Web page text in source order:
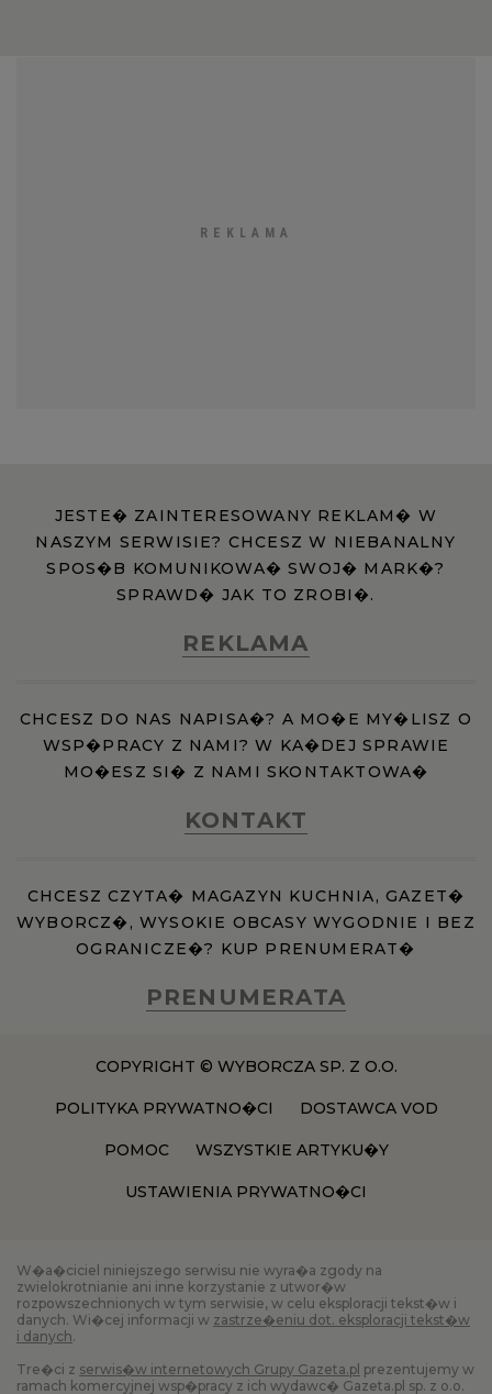
JESTE� ZAINTERESOWANY REKLAM� W
NASZYM SERWISIE? CHCESZ W NIEBANALNY
SPOS�B KOMUNIKOWA� SWOJ� MARK�?
SPRAWD� JAK TO ZROBI�.
REKLAMA
CHCESZ DO NAS NAPISA�? A MO�E MY�LISZ O
WSP�PRACY Z NAMI? W KA�DEJ SPRAWIE
MO�ESZ SI� Z NAMI SKONTAKTOWA�
KONTAKT
CHCESZ CZYTA� MAGAZYN KUCHNIA, GAZET�
WYBORCZ�, WYSOKIE OBCASY WYGODNIE I BEZ
OGRANICZE�? KUP PRENUMERAT�
PRENUMERATA
COPYRIGHT © WYBORCZA SP. Z O.O.
POLITYKA PRYWATNO�CI DOSTAWCA VOD
POMOC WSZYSTKIE ARTYKU�Y
USTAWIENIA PRYWATNO�CI
W�a�ciciel niniejszego serwisu nie wyra�a zgody na
zwielokrotnianie ani inne korzystanie z utwor�w
rozpowszechnionych w tym serwisie, w celu eksploracji tekst�w i
danych. Wi�cej informacji w zastrze�eniu dot. eksploracji tekst�w
i danych.
Tre�ci z serwis�w internetowych Grupy Gazeta.pl prezentujemy w
ramach komercyjnej wsp�pracy z ich wydawc� Gazeta.pl sp. z o.o.